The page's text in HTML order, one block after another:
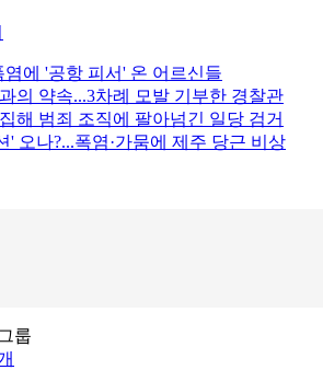
에 '공항 피서' 온 어르신들
의 약속...3차례 모발 기부한 경찰관
해 범죄 조직에 팔아넘긴 일당 검거
' 오나?...폭염·가뭄에 제주 당근 비상
룹